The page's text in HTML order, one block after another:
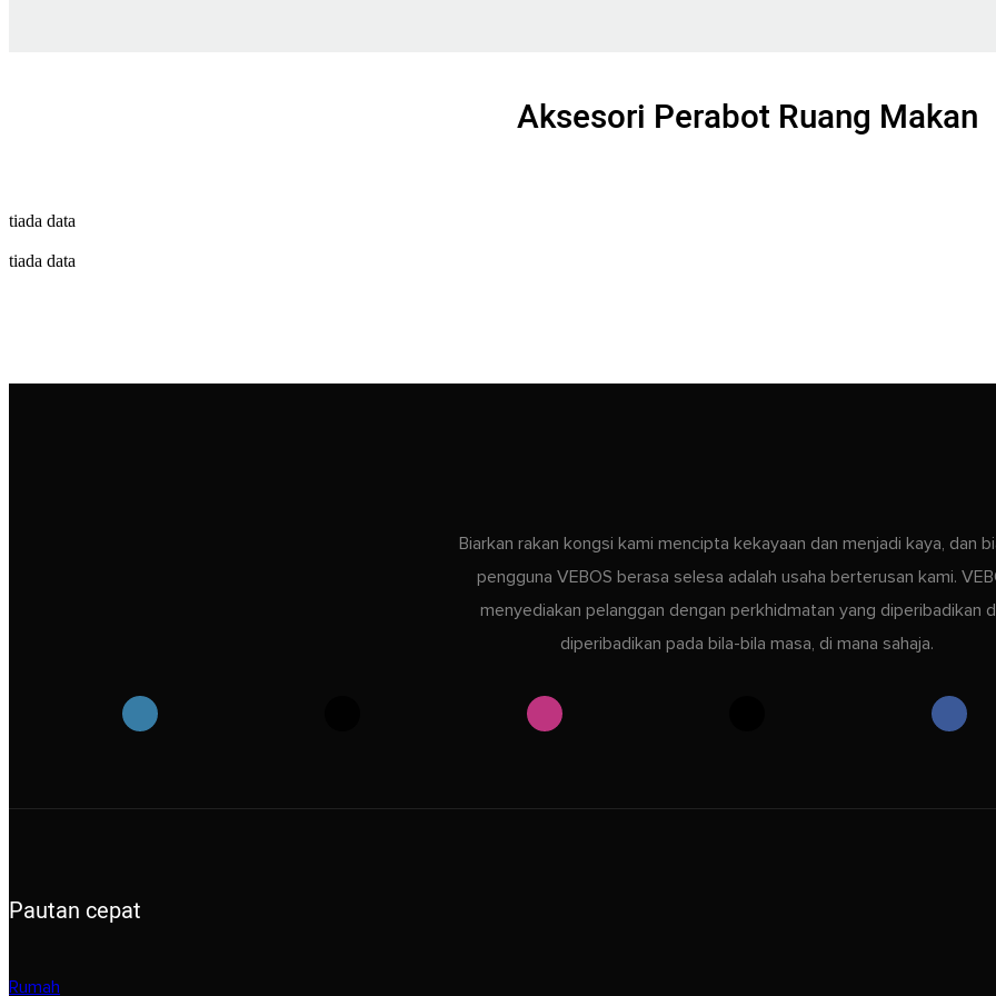
Aksesori Perabot Ruang Makan
tiada data
tiada data
Biarkan rakan kongsi kami mencipta kekayaan dan menjadi kaya, dan
pengguna VEBOS berasa selesa adalah usaha berterusan kami.
menyediakan pelanggan dengan perkhidmatan yang diperibadikan
diperibadikan pada bila-bila masa, di mana sahaja.
Pautan cepat
Rumah